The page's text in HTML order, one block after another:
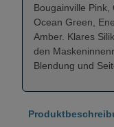
Bougainville Pink,
Ocean Green,
Amber. Klares
den
Blendung und